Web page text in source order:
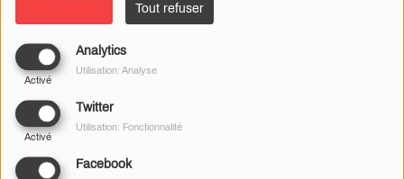
Tout refuser
Analytics
Activé
Utilisation: Analyse
Twitter
Activé
Utilisation: Fonctionnalité
Facebook